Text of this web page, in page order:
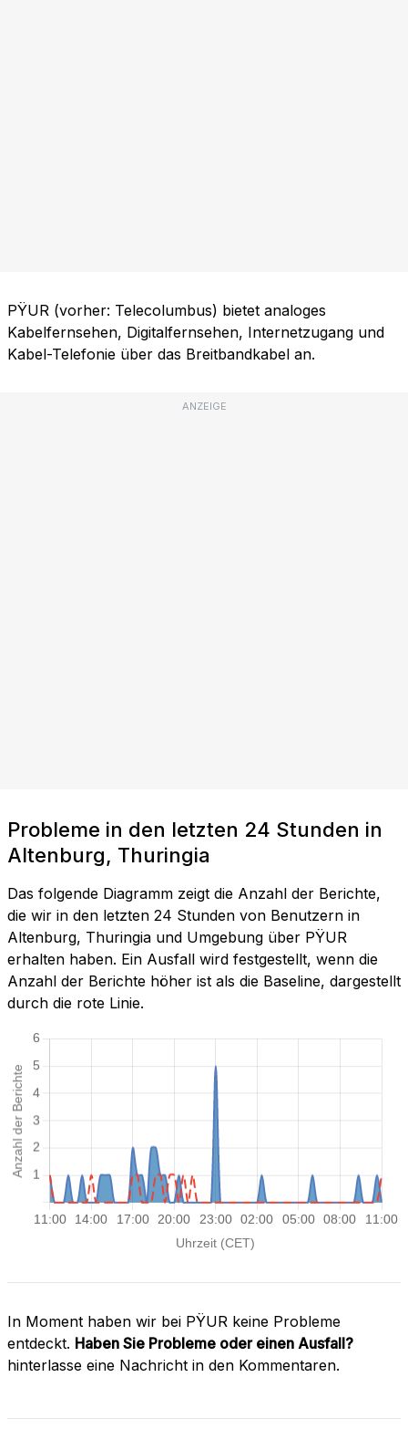
PŸUR (vorher: Telecolumbus) bietet analoges
Kabelfernsehen, Digitalfernsehen, Internetzugang und
Kabel-Telefonie über das Breitbandkabel an.
ANZEIGE
Probleme in den letzten 24 Stunden in
Altenburg, Thuringia
Das folgende Diagramm zeigt die Anzahl der Berichte,
die wir in den letzten 24 Stunden von Benutzern in
Altenburg, Thuringia und Umgebung über PŸUR
erhalten haben. Ein Ausfall wird festgestellt, wenn die
Anzahl der Berichte höher ist als die Baseline, dargestellt
durch die rote Linie.
In Moment haben wir bei PŸUR keine Probleme
entdeckt. Haben Sie Probleme oder einen Ausfall?
hinterlasse eine Nachricht in den Kommentaren.